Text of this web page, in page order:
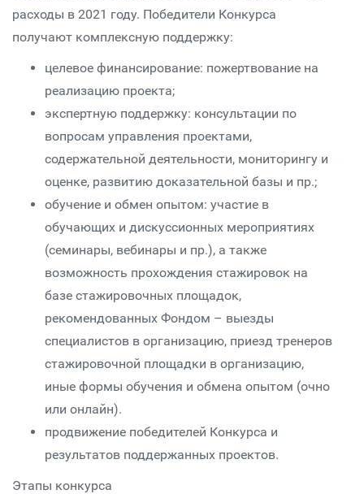
расходы в 2021 году. Победители Конкурса
получают комплексную поддержку:
целевое финансирование: пожертвование на
реализацию проекта;
экспертную поддержку: консультации по
вопросам управления проектами,
содержательной деятельности, мониторингу и
оценке, развитию доказательной базы и пр.;
обучение и обмен опытом: участие в
обучающих и дискуссионных мероприятиях
(семинары, вебинары и пр.), а также
возможность прохождения стажировок на
базе стажировочных площадок,
рекомендованных Фондом – выезды
специалистов в организацию, приезд тренеров
стажировочной площадки в организацию,
иные формы обучения и обмена опытом (очно
или онлайн).
продвижение победителей Конкурса и
результатов поддержанных проектов.
Этапы конкурса